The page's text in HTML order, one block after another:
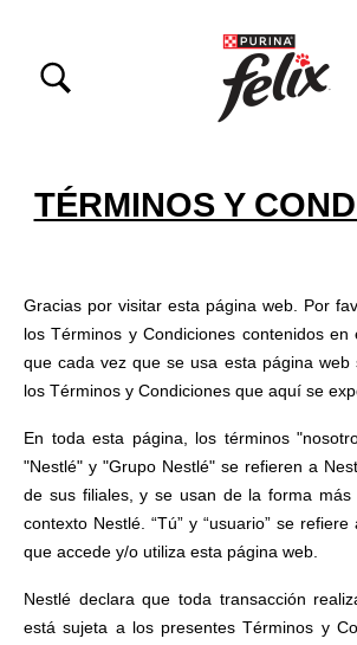
TÉRMINOS Y
Gracias por visitar esta página web. Por
los Términos y Condiciones contenidos en
que cada vez que se usa esta página web
los Términos y Condiciones que aquí se
En toda esta página, los términos
"Nestlé" y "Grupo Nestlé" se refieren a
de sus filiales, y se usan de la forma más
contexto Nestlé. “Tú” y “usuario” se
que accede y/o utiliza esta página web.
Nestlé declara que toda transacción
está sujeta a los presentes Términos y